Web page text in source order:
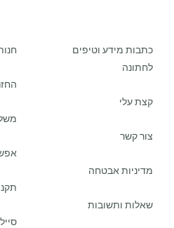
כתבות מידע וטיפים
לחתונה
קצת עלי
צור קשר
מדיניות אבטחה
שאלות ותשובות